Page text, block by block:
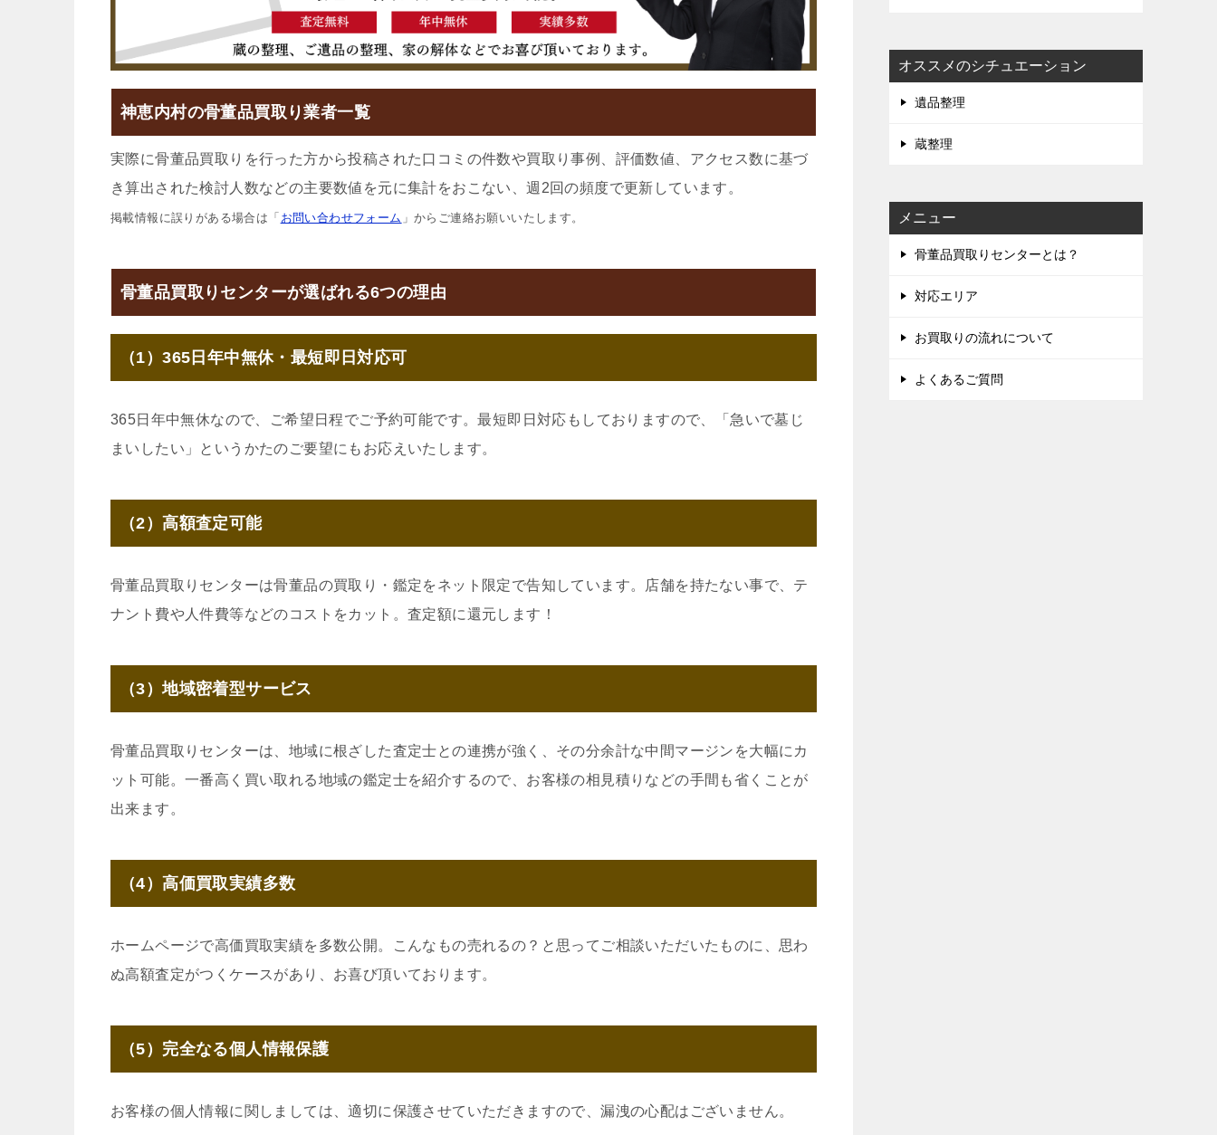
神恵内村の骨董品買取り業者一覧
実際に骨董品買取りを行った方から投稿された口コミの件数や買取り事例、評価数値、アクセス数に基づ
き算出された検討人数などの主要数値を元に集計をおこない、週2回の頻度で更新しています。
掲載情報に誤りがある場合は「 お問い合わせフォーム 」からご連絡お願いいたします。
骨董品買取りセンターが選ばれる6つの理由
（1）365日年中無休・最短即日対応可
365日年中無休なので、ご希望日程でご予約可能です。最短即日対応もしておりますので、「急いで墓じ
まいしたい」というかたのご要望にもお応えいたします。
（2）高額査定可能
骨董品買取りセンターは骨董品の買取り・鑑定をネット限定で告知しています。店舗を持たない事で、テ
ナント費や人件費等などのコストをカット。査定額に還元します！
（3）地域密着型サービス
骨董品買取りセンターは、地域に根ざした査定士との連携が強く、その分余計な中間マージンを大幅にカ
ット可能。一番高く買い取れる地域の鑑定士を紹介するので、お客様の相見積りなどの手間も省くことが
出来ます。
（4）高価買取実績多数
ホームページで高価買取実績を多数公開。こんなもの売れるの？と思ってご相談いただいたものに、思わ
ぬ高額査定がつくケースがあり、お喜び頂いております。
（5）完全なる個人情報保護
お客様の個人情報に関しましては、適切に保護させていただきますので、漏洩の心配はございません。
オススメのシチュエーション
遺品整理
蔵整理
メニュー
骨董品買取りセンターとは？
対応エリア
お買取りの流れについて
よくあるご質問